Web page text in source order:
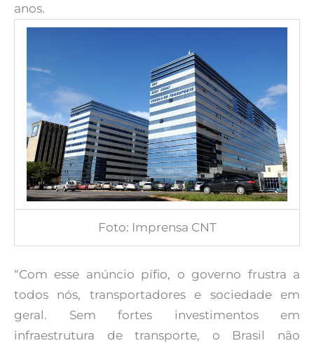
anos.
Foto: Imprensa CNT
“Com esse anúncio pífio, o governo frustra a
todos nós, transportadores e sociedade em
geral. Sem fortes investimentos em
infraestrutura de transporte, o Brasil não